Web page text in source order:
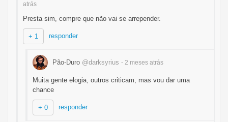
atrás
Presta sim, compre que não vai se arrepender.
+ 1 responder
Pão-Duro @darksyrius - 2 meses atrás
Muita gente elogia, outros criticam, mas vou dar uma
chance
+ 0 responder